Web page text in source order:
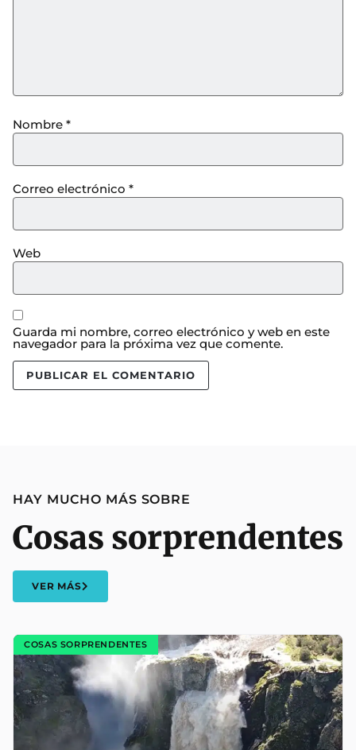
Nombre *
Correo electrónico *
Web
Guarda mi nombre, correo electrónico y web en este
navegador para la próxima vez que comente.
HAY MUCHO MÁS SOBRE
Cosas sorprendentes
VER MÁS
COSAS SORPRENDENTES